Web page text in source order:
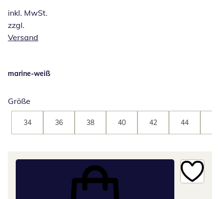
inkl. MwSt.
zzgl.
Versand
marine-weiß
Größe
34 36 38 40 42 44